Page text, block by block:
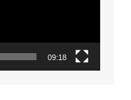
09:18